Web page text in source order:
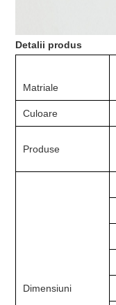
Detalii produs
Matriale
Culoare
Produse
Dimensiuni